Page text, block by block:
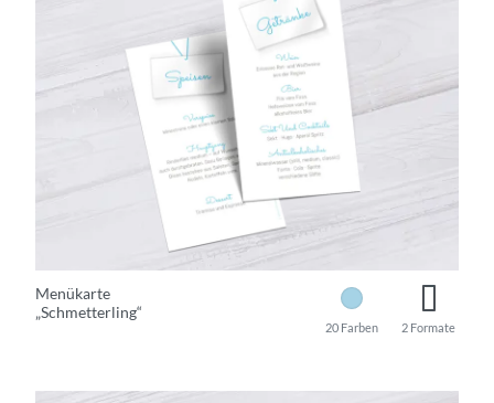
Menükarte
„Schmetterling“
2 Formate
20 Farben